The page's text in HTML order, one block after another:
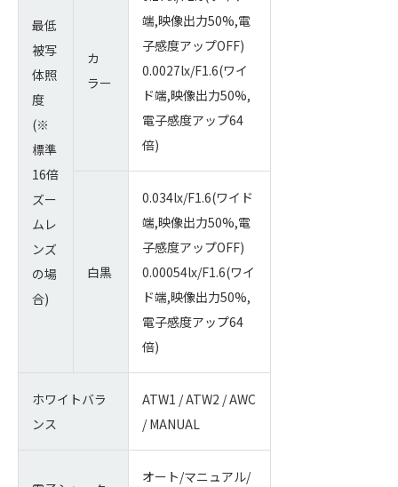
最低
被写
体照
度
(※
標準
16倍
ズー
ムレ
ンズ
の場
合)
カ
ラー
端,映像出力50%,電
子感度アップOFF)
0.0027lx/F1.6(ワイ
ド端,映像出力50%,
電子感度アップ64
倍)
白黒
0.034lx/F1.6(ワイド
端,映像出力50%,電
子感度アップOFF)
0.00054lx/F1.6(ワイ
ド端,映像出力50%,
電子感度アップ64
倍)
ホワイトバラ
ンス
ATW1 / ATW2 / AWC
/ MANUAL
オート/マニュアル/